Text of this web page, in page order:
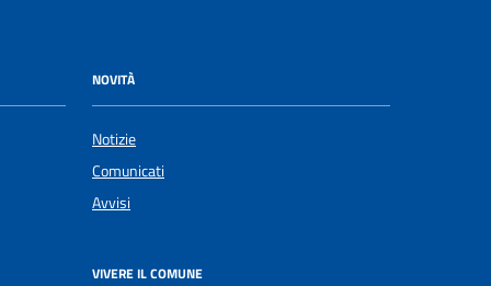
NOVITÀ
Notizie
Comunicati
Avvisi
VIVERE IL COMUNE